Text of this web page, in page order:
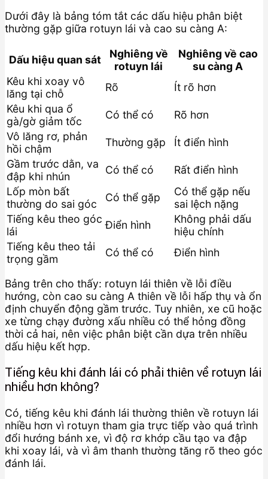
Dưới đây là bảng tóm tắt các dấu hiệu phân biệt
thường gặp giữa rotuyn lái và cao su càng A:
Dấu hiệu quan sát
Nghiêng về
rotuyn lái
Nghiêng về cao
su càng A
Kêu khi xoay vô
lăng tại chỗ
Rõ
Ít rõ hơn
Kêu khi qua ổ
gà/gờ giảm tốc
Có thể có
Rõ hơn
Vô lăng rơ, phản
hồi chậm
Thường gặp
Ít điển hình
Gầm trước dằn, va
đập khi nhún
Có thể có
Rất điển hình
Lốp mòn bất
thường do sai góc
Có thể gặp
Có thể gặp nếu
sai lệch nặng
Tiếng kêu theo góc
lái
Điển hình
Không phải dấu
hiệu chính
Tiếng kêu theo tải
trọng gầm
Có thể có Điển hình
Bảng trên cho thấy: rotuyn lái thiên về lỗi điều
hướng, còn cao su càng A thiên về lỗi hấp thụ và ổn
định chuyển động gầm trước. Tuy nhiên, xe cũ hoặc
xe từng chạy đường xấu nhiều có thể hỏng đồng
thời cả hai, nên việc phân biệt cần dựa trên nhiều
dấu hiệu kết hợp.
Tiếng kêu khi đánh lái có phải thiên về rotuyn lái
nhiều hơn không?
Có, tiếng kêu khi đánh lái thường thiên về rotuyn lái
nhiều hơn vì rotuyn tham gia trực tiếp vào quá trình
đổi hướng bánh xe, vì độ rơ khớp cầu tạo va đập
khi xoay lái, và vì âm thanh thường tăng rõ theo góc
đánh lái.